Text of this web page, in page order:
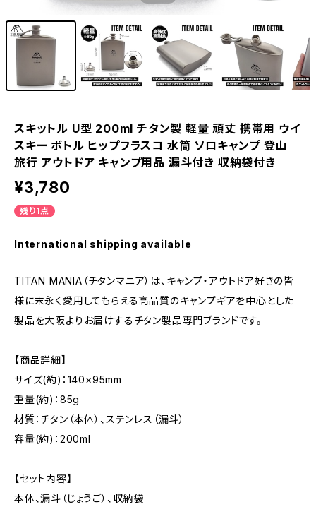
スキットル U型 200ml チタン製 軽量 頑丈 携帯用 ウイ
スキー ボトル ヒップフラスコ 水筒 ソロキャンプ 登山
旅行 アウトドア キャンプ用品 漏斗付き 収納袋付き
¥3,780
残り1点
International shipping available
TITAN MANIA（チタンマニア）は、キャンプ・アウトドア好きの皆
様に末永く愛用してもらえる高品質のキャンプギアを中心とした
製品を大阪よりお届けするチタン製品専門ブランドです。
【商品詳細】
サイズ(約)：140×95mm
重量(約)：85g
材質：チタン（本体）、ステンレス（漏斗）
容量(約)：200ml
【セット内容】
本体、漏斗（じょうご）、収納袋